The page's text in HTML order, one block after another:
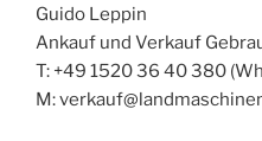
Guido Leppin
Ankauf und Verkauf
T: +49 1520 36 40 380
M: